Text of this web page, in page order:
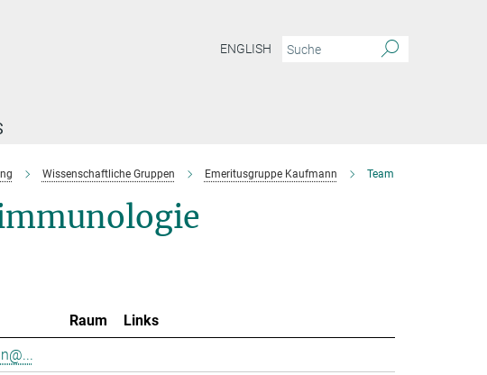
ENGLISH
Wissenschaftliche Gruppen Emeritusgruppe Kaufmann Team
Raum
Links